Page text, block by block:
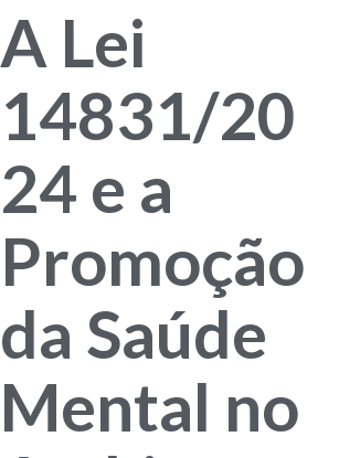
A Lei
14831/20
24 e a
Promoção
da Saúde
Mental no